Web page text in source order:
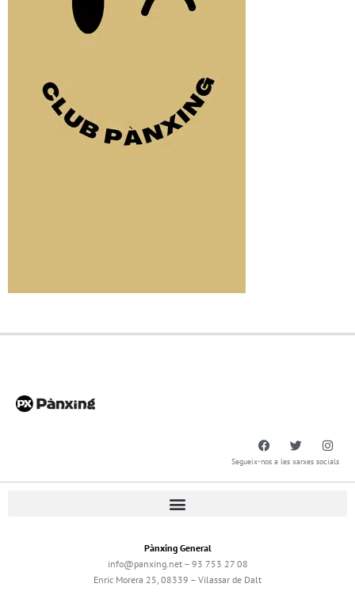
Segueix-nos a les xarxes socials
Pànxing General
info@panxing.net – 93 753 27 08
Enric Morera 25, 08339 – Vilassar de Dalt